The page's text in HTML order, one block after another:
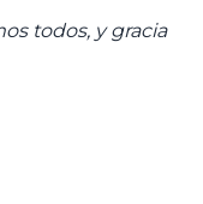
todos, y gracia